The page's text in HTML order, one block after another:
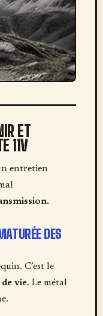
ET
11V
entretien
.
DES
C’est le
vie. Le métal